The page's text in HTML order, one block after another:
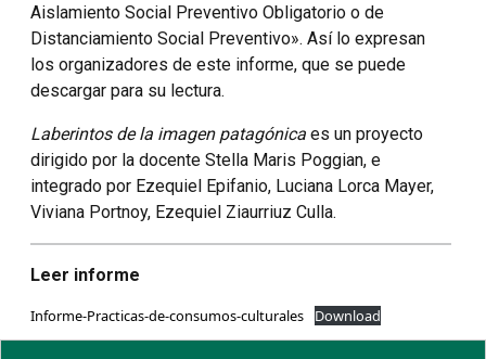
Aislamiento Social Preventivo Obligatorio o de
Distanciamiento Social Preventivo». Así lo expresan
los organizadores de este informe, que se puede
descargar para su lectura.
Laberintos de la imagen patagónica es un proyecto
dirigido por la docente Stella Maris Poggian, e
integrado por Ezequiel Epifanio, Luciana Lorca Mayer,
Viviana Portnoy, Ezequiel Ziaurriuz Culla.
Leer informe
Informe-Practicas-de-consumos-culturales Download